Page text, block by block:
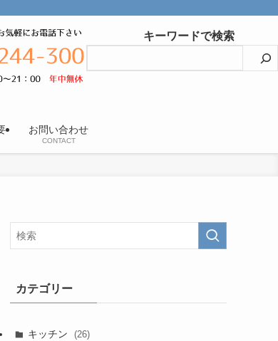
お問い合わせ
CONTACT
キーワードで検索
カテゴリー
キッチン (26)